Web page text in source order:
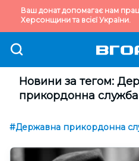
Ваш донат допомагає нам
Херсонщини та всієї України.
Новини за тегом:
прикордонна служба
#Державна прикордонна